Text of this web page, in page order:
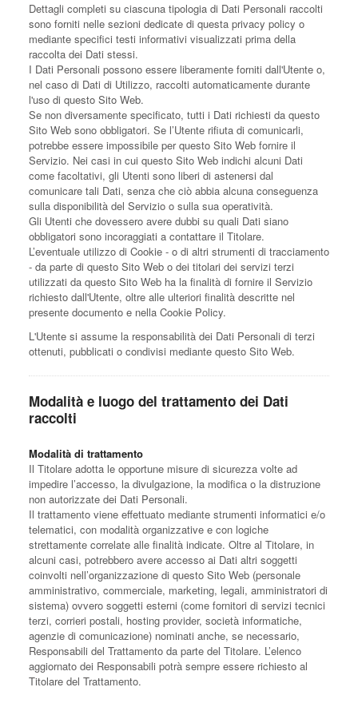
Dettagli completi su ciascuna tipologia di Dati Personali raccolti
sono forniti nelle sezioni dedicate di questa privacy policy o
mediante specifici testi informativi visualizzati prima della
raccolta dei Dati stessi.
I Dati Personali possono essere liberamente forniti dall'Utente o,
nel caso di Dati di Utilizzo, raccolti automaticamente durante
l'uso di questo Sito Web.
Se non diversamente specificato, tutti i Dati richiesti da questo
Sito Web sono obbligatori. Se l’Utente rifiuta di comunicarli,
potrebbe essere impossibile per questo Sito Web fornire il
Servizio. Nei casi in cui questo Sito Web indichi alcuni Dati
come facoltativi, gli Utenti sono liberi di astenersi dal
comunicare tali Dati, senza che ciò abbia alcuna conseguenza
sulla disponibilità del Servizio o sulla sua operatività.
Gli Utenti che dovessero avere dubbi su quali Dati siano
obbligatori sono incoraggiati a contattare il Titolare.
L’eventuale utilizzo di Cookie - o di altri strumenti di tracciamento
- da parte di questo Sito Web o dei titolari dei servizi terzi
utilizzati da questo Sito Web ha la finalità di fornire il Servizio
richiesto dall'Utente, oltre alle ulteriori finalità descritte nel
presente documento e nella Cookie Policy.
L'Utente si assume la responsabilità dei Dati Personali di terzi
ottenuti, pubblicati o condivisi mediante questo Sito Web.
Modalità e luogo del trattamento dei Dati
raccolti
Modalità di trattamento
Il Titolare adotta le opportune misure di sicurezza volte ad
impedire l’accesso, la divulgazione, la modifica o la distruzione
non autorizzate dei Dati Personali.
Il trattamento viene effettuato mediante strumenti informatici e/o
telematici, con modalità organizzative e con logiche
strettamente correlate alle finalità indicate. Oltre al Titolare, in
alcuni casi, potrebbero avere accesso ai Dati altri soggetti
coinvolti nell’organizzazione di questo Sito Web (personale
amministrativo, commerciale, marketing, legali, amministratori di
sistema) ovvero soggetti esterni (come fornitori di servizi tecnici
terzi, corrieri postali, hosting provider, società informatiche,
agenzie di comunicazione) nominati anche, se necessario,
Responsabili del Trattamento da parte del Titolare. L’elenco
aggiornato dei Responsabili potrà sempre essere richiesto al
Titolare del Trattamento.